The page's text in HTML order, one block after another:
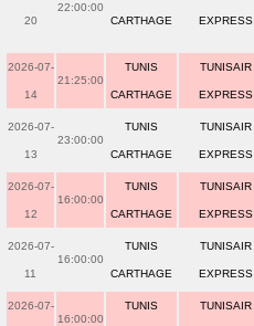
20
22:00:00
CARTHAGE EXPRESS
2026-07-
14
21:25:00
TUNIS
CARTHAGE
TUNISAIR
EXPRESS
2026-07-
13
23:00:00
TUNIS
CARTHAGE
TUNISAIR
EXPRESS
2026-07-
12
16:00:00
TUNIS
CARTHAGE
TUNISAIR
EXPRESS
2026-07-
11
16:00:00
TUNIS
CARTHAGE
TUNISAIR
EXPRESS
2026-07-
16:00:00
TUNIS TUNISAIR